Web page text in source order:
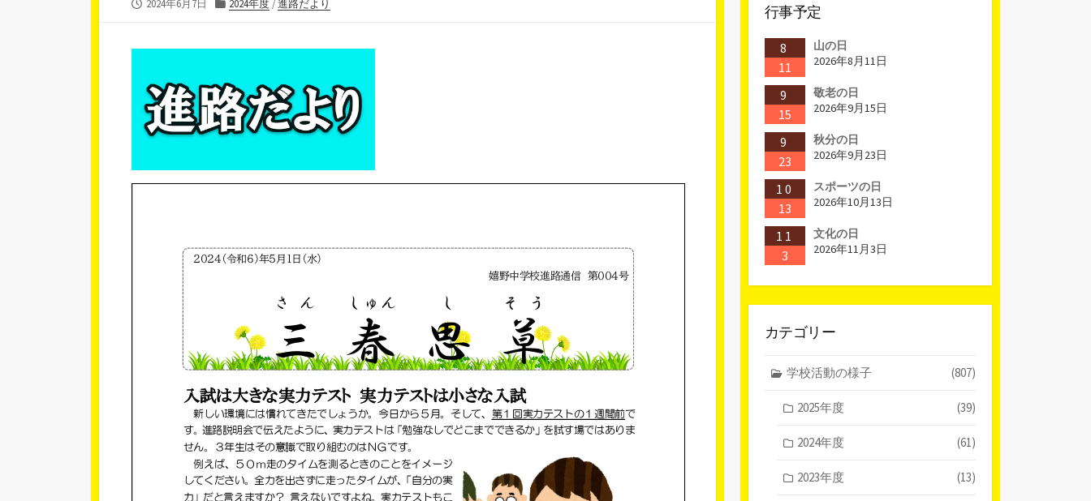
2024年6月7日
リ
2024年度 /進路だより 行事予定
8
11
山の日
2026年8月11日
9
15
敬老の日
2026年9月15日
9
23
秋分の日
2026年9月23日
10
13
スポーツの日
2026年10月13日
11
3
文化の日
2026年11月3日
カテゴリー
学校活動の様子 (807)
2025年度 (39)
2024年度 (61)
2023年度 (13)